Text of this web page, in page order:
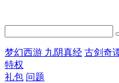
梦幻西游 九阴真经 古剑奇
特权
礼包 问题